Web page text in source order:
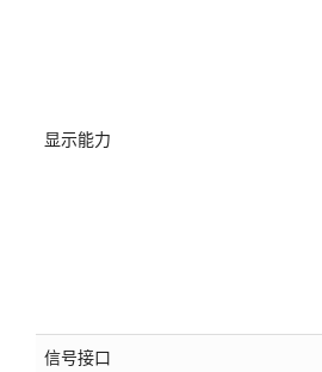
显示能力
信号接口